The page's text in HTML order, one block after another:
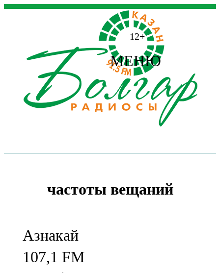
12+
МЕНЮ
частоты вещаний
Азнакай
107,1 FM